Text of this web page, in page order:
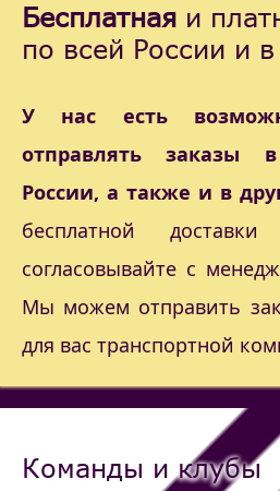
Бесплатная и
по всей России и
У нас есть
отправлять заказы
России, а также и в
бесплатной
согласовывайте с
Мы можем отправить
для вас транспортной
Команды и клубы